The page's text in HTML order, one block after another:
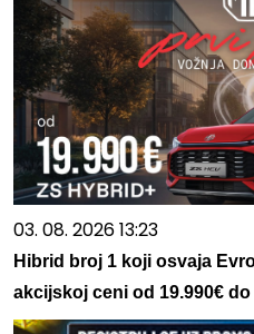
03. 08. 2026 13:23
Hibrid broj 1 koji osvaja
akcijskoj ceni od 19.990€ do